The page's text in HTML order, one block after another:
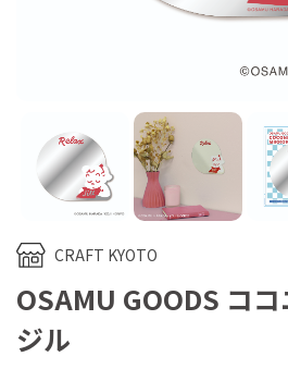
CRAFT KYOTO
OSAMU GOODS コ
ジル